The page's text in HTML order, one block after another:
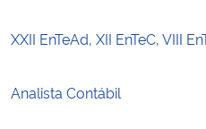
XXII EnTeAd, XII EnTeC, VIII
Analista Contábil